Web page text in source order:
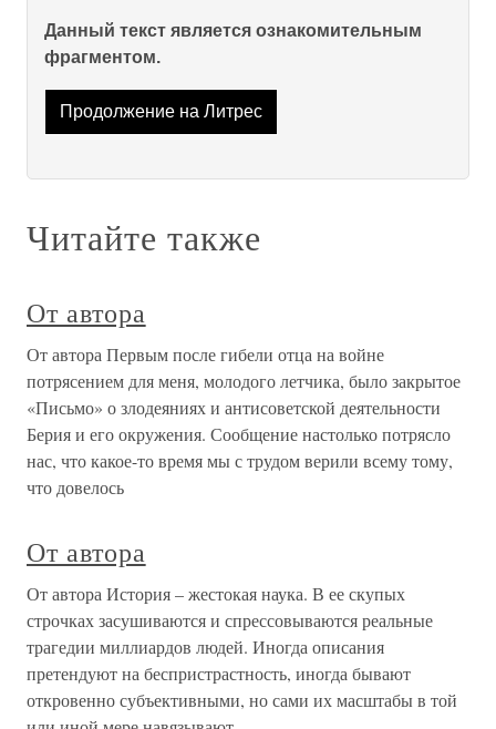
Данный текст является ознакомительным
фрагментом.
Продолжение на Литрес
Читайте также
От автора
От автора Первым после гибели отца на войне
потрясением для меня, молодого летчика, было закрытое
«Письмо» о злодеяниях и антисоветской деятельности
Берия и его окружения. Сообщение настолько потрясло
нас, что какое-то время мы с трудом верили всему тому,
что довелось
От автора
От автора История – жестокая наука. В ее скупых
строчках засушиваются и спрессовываются реальные
трагедии миллиардов людей. Иногда описания
претендуют на беспристрастность, иногда бывают
откровенно субъективными, но сами их масштабы в той